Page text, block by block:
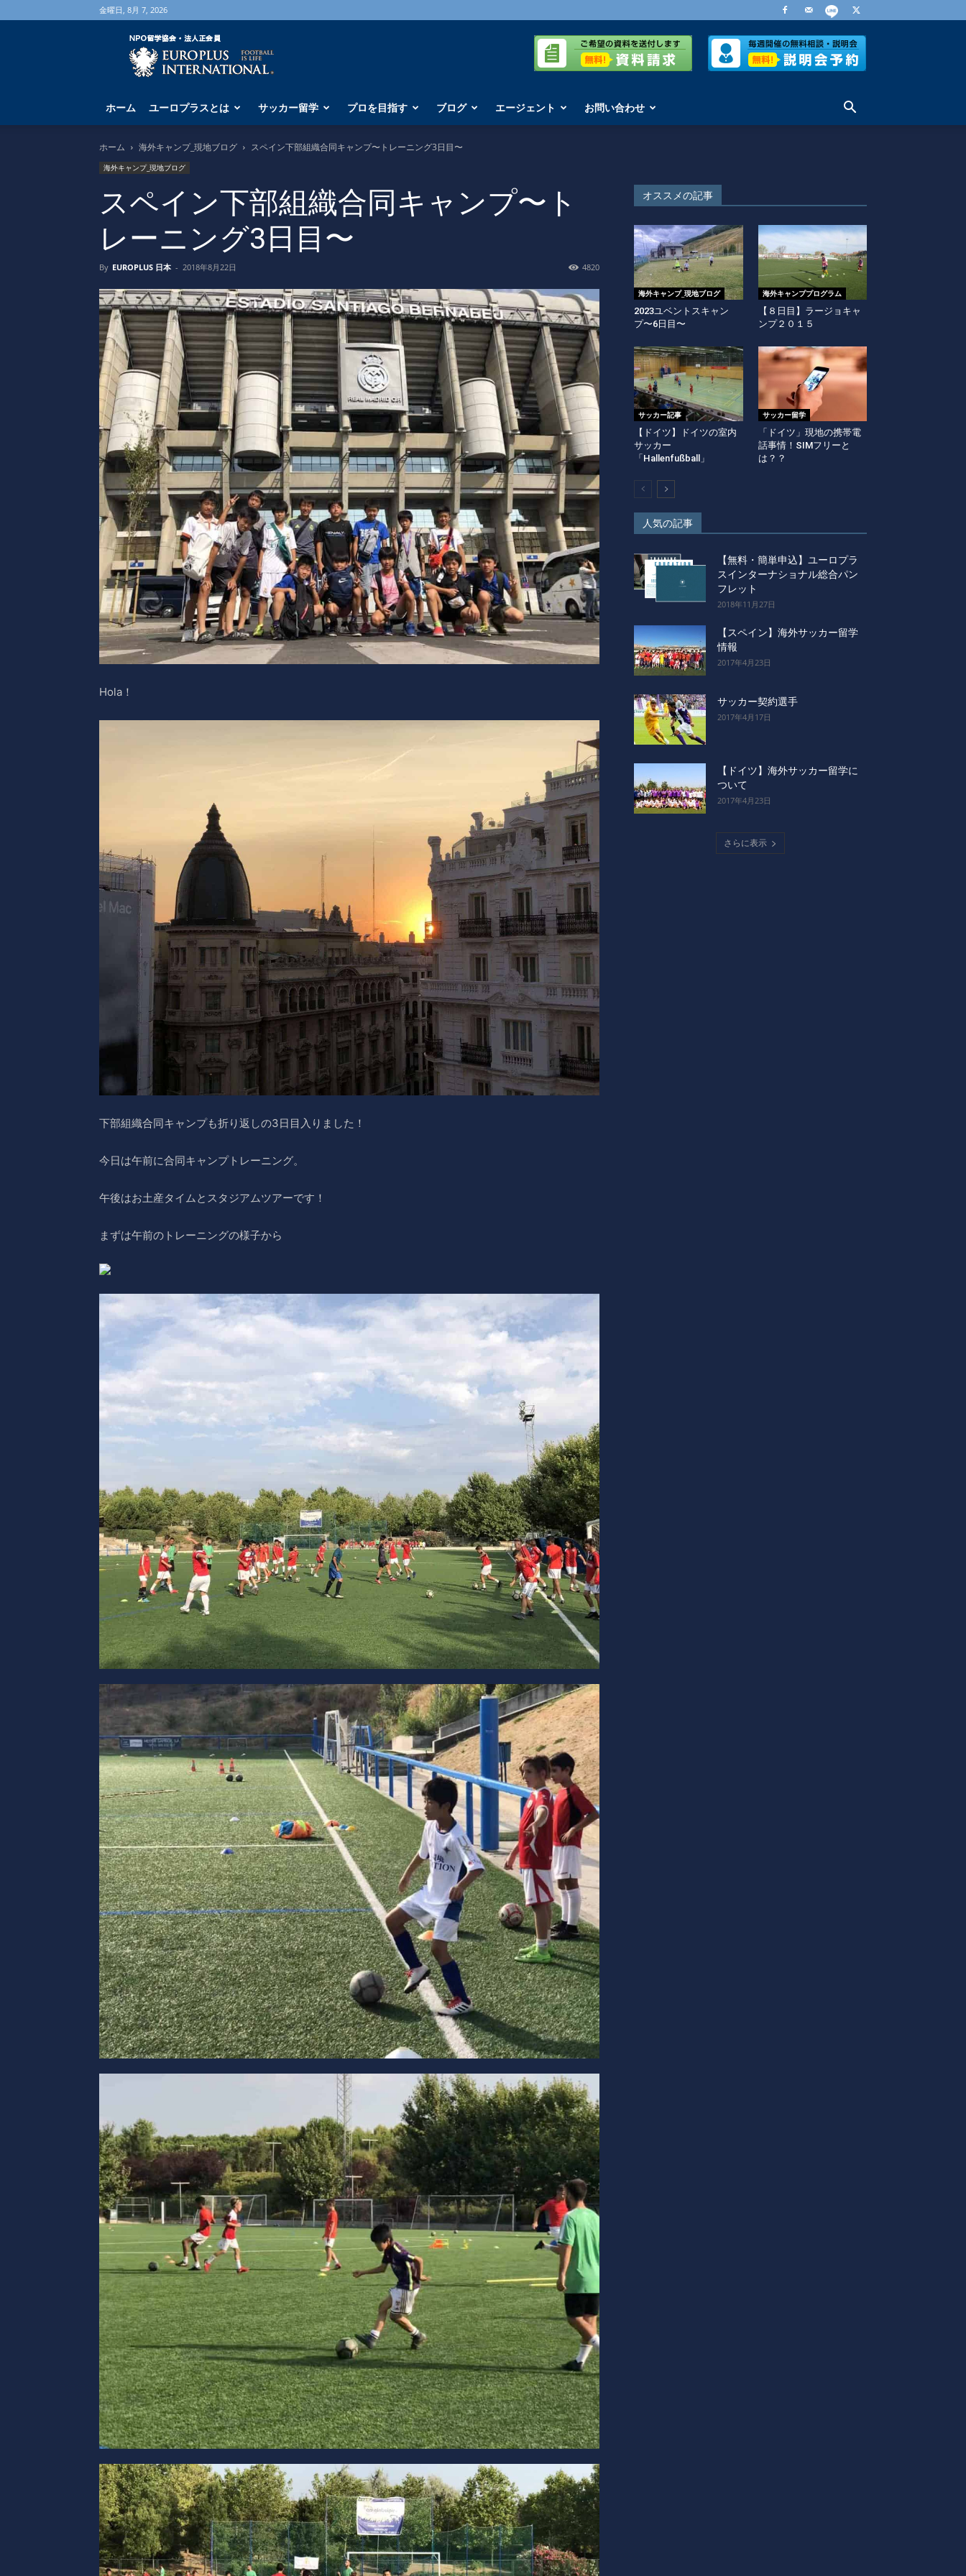
金曜日, 8月 7, 2026
海
外
サ
ー
学
ー
プ
ラ
ス
ホーム ユーロプラスとは サッカー留学 プロを目指す ブログ エージェント お問い合わせ
ホーム 海外キャンプ_現地ブログ スペイン下部組織合同キャンプ〜トレーニング3日目〜
海外キャンプ_現地ブログ
スペイン下部組織合同キャンプ〜ト
レーニング3日目〜
By EUROPLUS 日本 - 2018年8月22日 4820
Hola！
下部組織合同キャンプも折り返しの3日目入りました！
今日は午前に合同キャンプトレーニング。
午後はお土産タイムとスタジアムツアーです！
まずは午前のトレーニングの様子から
オススメの記事
海外キャンプ_現地ブログ
2023ユベントスキャン
プ〜6日目〜
海外キャンププログラム
【８日目】ラージョキャ
ンプ２０１５
サッカー記事
【ドイツ】ドイツの室内
サッカー
「Hallenfußball」
サッカー留学
「ドイツ」現地の携帯電
話事情！SIMフリーと
は？？
人気の記事
【無料・簡単申込】ユーロプラ
スインターナショナル総合パン
フレット
2018年11月27日
【スペイン】海外サッカー留学
情報
2017年4月23日
サッカー契約選手
2017年4月17日
【ドイツ】海外サッカー留学に
ついて
2017年4月23日
さらに表示